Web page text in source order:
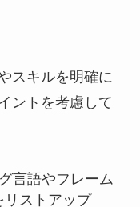
スキルを明確に
ントを考慮して
言語やフレーム
リストアップ